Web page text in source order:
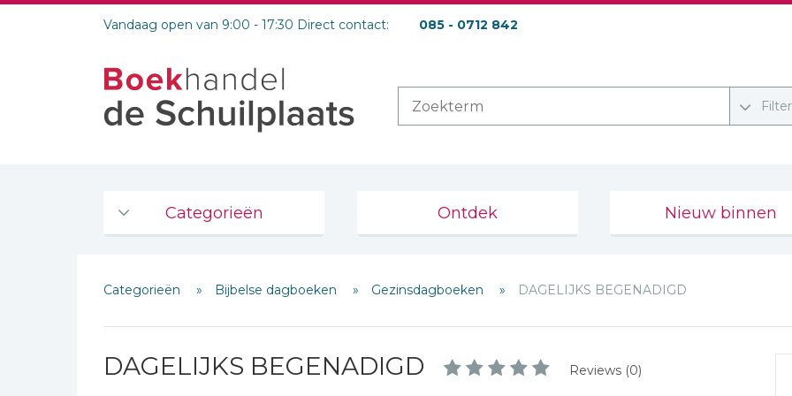
Vandaag open van 9:00 - 17:30 Direct contact: 085 - 0712 842
Categorieën
De Bijbel
Bijbelse Dagboeken 2026
Bijbelstudie groepen
Ontdek Nieuw binnen
Categorieën Bijbelse dagboeken Gezinsdagboeken DAGELIJKS BEGENADIGD
DAGELIJKS BEGENADIGD Reviews (0)